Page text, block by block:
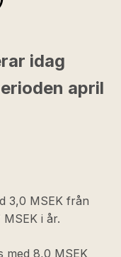
idag
april
3,0 MSEK från
i år.
med 8,0 MSEK